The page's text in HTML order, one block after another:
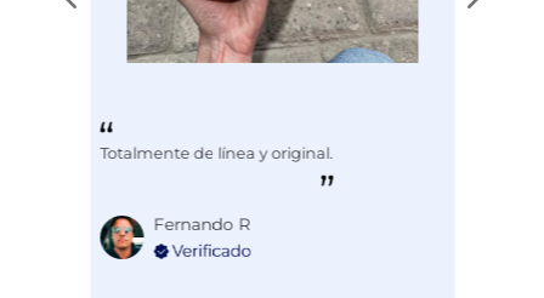
Totalmente de línea y original.
Fernando R